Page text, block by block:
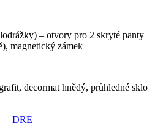
– otvory pro 2 skryté panty
magnetický zámek
decormat hnědý, průhledné sklo
DRE